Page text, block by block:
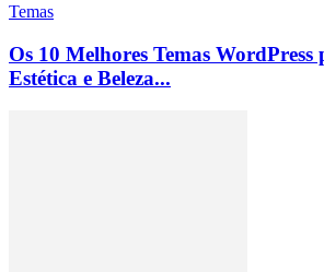
Temas
Os 10 Melhores Temas
Estética e Beleza...